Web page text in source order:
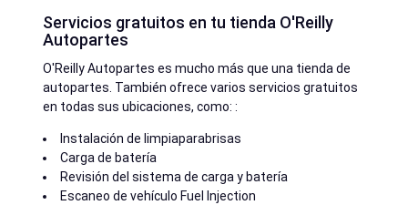
Servicios gratuitos en tu tienda O'Reilly
Autopartes
O'Reilly Autopartes es mucho más que una tienda de
autopartes. También ofrece varios servicios gratuitos
en todas sus ubicaciones, como: :
Instalación de limpiaparabrisas
Carga de batería
Revisión del sistema de carga y batería
Escaneo de vehículo Fuel Injection